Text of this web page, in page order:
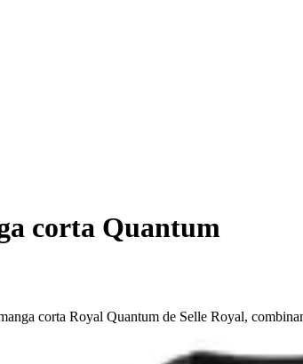
corta Quantum
corta Royal Quantum de Selle Royal,